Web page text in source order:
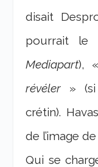
disait
pourrait le
Mediapart),
révéler »
crétin).
de l’image
Qui se